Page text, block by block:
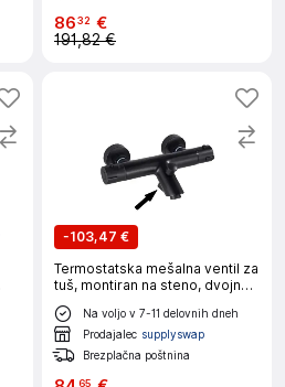
8632 €
191,82 €
-103,47 €
Termostatska mešalna ventil za
tuš, montiran na steno, dvojna
ročica, mat črna A
Na voljo v 7-11 delovnih dneh
Prodajalec supplyswap
Brezplačna poštnina
65